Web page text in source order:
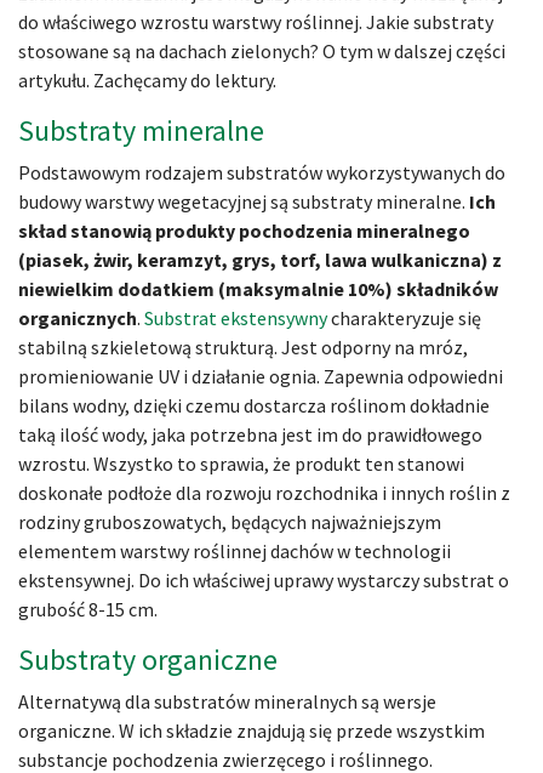
do właściwego wzrostu warstwy roślinnej. Jakie substraty
stosowane są na dachach zielonych? O tym w dalszej części
artykułu. Zachęcamy do lektury.
Substraty mineralne
Podstawowym rodzajem substratów wykorzystywanych do
budowy warstwy wegetacyjnej są substraty mineralne. Ich
skład stanowią produkty pochodzenia mineralnego
(piasek, żwir, keramzyt, grys, torf, lawa wulkaniczna) z
niewielkim dodatkiem (maksymalnie 10%) składników
organicznych. Substrat ekstensywnycharakteryzuje się
stabilną szkieletową strukturą. Jest odporny na mróz,
promieniowanie UV i działanie ognia. Zapewnia odpowiedni
bilans wodny, dzięki czemu dostarcza roślinom dokładnie
taką ilość wody, jaka potrzebna jest im do prawidłowego
wzrostu. Wszystko to sprawia, że produkt ten stanowi
doskonałe podłoże dla rozwoju rozchodnika i innych roślin z
rodziny gruboszowatych, będących najważniejszym
elementem warstwy roślinnej dachów w technologii
ekstensywnej. Do ich właściwej uprawy wystarczy substrat o
grubość 8-15 cm.
Substraty organiczne
Alternatywą dla substratów mineralnych są wersje
organiczne. W ich składzie znajdują się przede wszystkim
substancje pochodzenia zwierzęcego i roślinnego.